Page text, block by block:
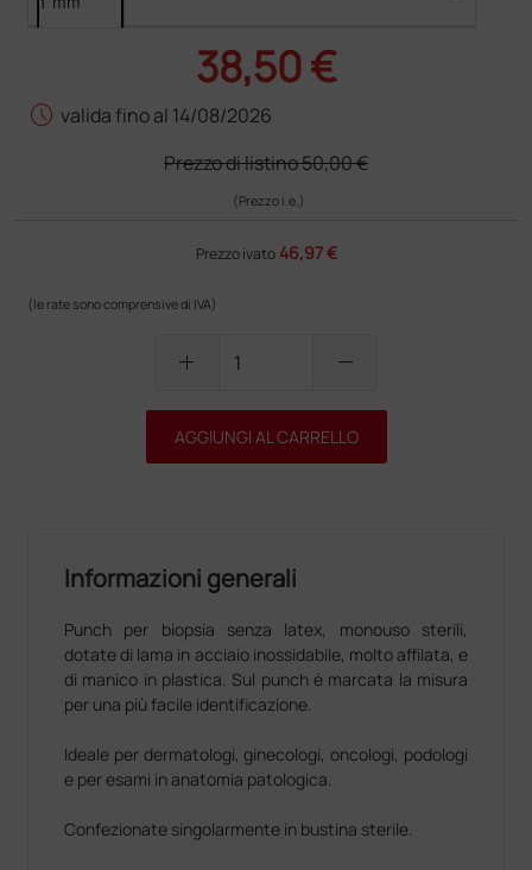
38,50 €
schedule valida fino al 14/08/2026
Prezzo di listino50,00 €
(Prezzo i.e.)
Prezzo ivato 46,97 €
(le rate sono comprensive di IVA)
add remove
AGGIUNGI AL CARRELLO
Informazioni generali
Punch per biopsia senza latex, monouso sterili,
dotate di lama in acciaio inossidabile, molto affilata, e
di manico in plastica. Sul punch è marcata la misura
per una più facile identificazione.
Ideale per dermatologi, ginecologi, oncologi, podologi
e per esami in anatomia patologica.
Confezionate singolarmente in bustina sterile.